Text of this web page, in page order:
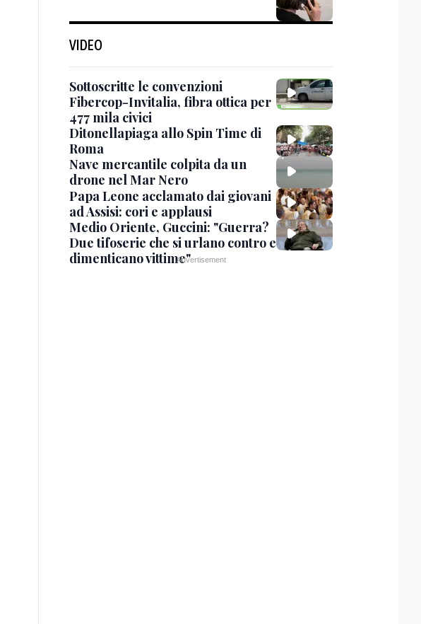
VIDEO
Sottoscritte le convenzioni
Fibercop-Invitalia, fibra ottica per
477 mila civici
Ditonellapiaga allo Spin Time di
Roma
Nave mercantile colpita da un
drone nel Mar Nero
Papa Leone acclamato dai giovani
ad Assisi: cori e applausi
Medio Oriente, Guccini: "Guerra?
Due tifoserie che si urlano contro e
dimenticano vittime"